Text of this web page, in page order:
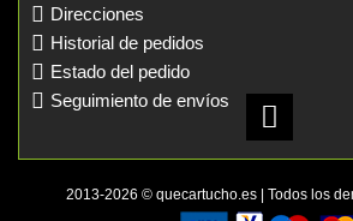
Direcciones
Historial de pedidos
Estado del pedido
Seguimiento de envíos
2013-2026 © quecartucho.es | Todos los